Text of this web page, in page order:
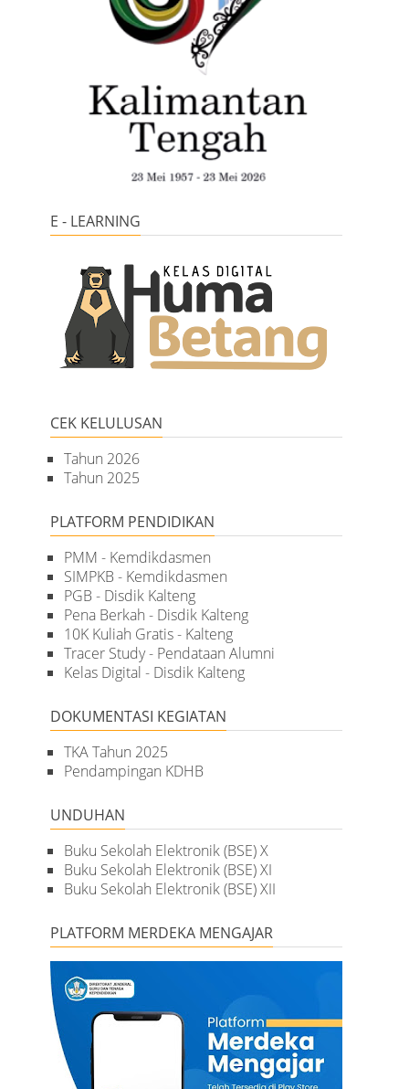
E - LEARNING
CEK KELULUSAN
Tahun 2026
Tahun 2025
PLATFORM PENDIDIKAN
PMM - Kemdikdasmen
SIMPKB - Kemdikdasmen
PGB - Disdik Kalteng
Pena Berkah - Disdik Kalteng
10K Kuliah Gratis - Kalteng
Tracer Study - Pendataan Alumni
Kelas Digital - Disdik Kalteng
DOKUMENTASI KEGIATAN
TKA Tahun 2025
Pendampingan KDHB
UNDUHAN
Buku Sekolah Elektronik (BSE) X
Buku Sekolah Elektronik (BSE) XI
Buku Sekolah Elektronik (BSE) XII
PLATFORM MERDEKA MENGAJAR